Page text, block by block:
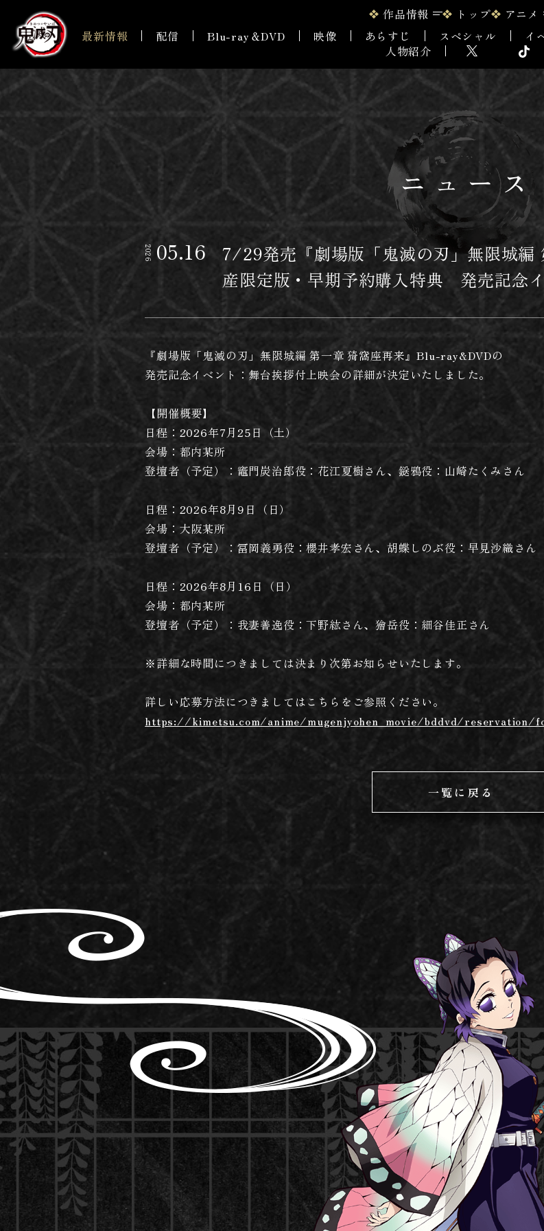
作品情報 トップ
アニメ
最新情報
配信 Blu-ray＆DVD 映像 あらすじ スペシャル イ
人物紹介
ニュース
2026 05.16
7/29発売『劇場版「鬼滅の刃」無限城
産限定版・早期予約購入特典 発売記念
『劇場版「鬼滅の刃」無限城編 第一章 猗窩座再来』Blu-ray&DVDの
発売記念イベント：舞台挨拶付上映会の詳細が決定いたしました。
【開催概要】
日程：2026年7月25日（土）
会場：都内某所
登壇者（予定）：竈門炭治郎役：花江夏樹さん、鎹鴉役：山崎たくみさん
日程：2026年8月9日（日）
会場：大阪某所
登壇者（予定）：冨岡義勇役：櫻井孝宏さん、胡蝶しのぶ役：早見沙織さん
日程：2026年8月16日（日）
会場：都内某所
登壇者（予定）：我妻善逸役：下野紘さん、獪岳役：細谷佳正さん
※詳細な時間につきましては決まり次第お知らせいたします。
詳しい応募方法につきましてはこちらをご参照ください。
https://kimetsu.com/anime/mugenjyohen_movie/bddvd/reservation/
一覧に戻る